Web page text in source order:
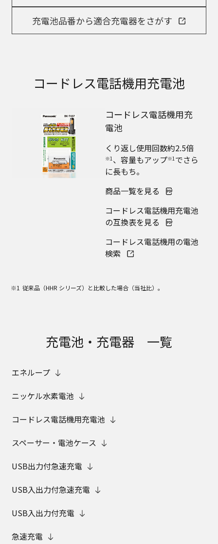
充電池品番から適合充電器をさがす
コードレス電話機用充電池
コードレス電話機用充
電池
くり返し使用回数約2.5倍
※1、容量もアップ※1でさら
に長もち。
商品一覧を見る
コードレス電話機用充電池
の互換表を見る
コードレス電話機用の電池
検索
従来品（HHR シリーズ）と比較した場合（当社比）。
充電池・充電器 一覧
エネループ
ニッケル水素電池
コードレス電話機用充電池
スペーサー・電池ケース
USB出力付急速充電
USB入出力付急速充電
USB入出力付充電
急速充電